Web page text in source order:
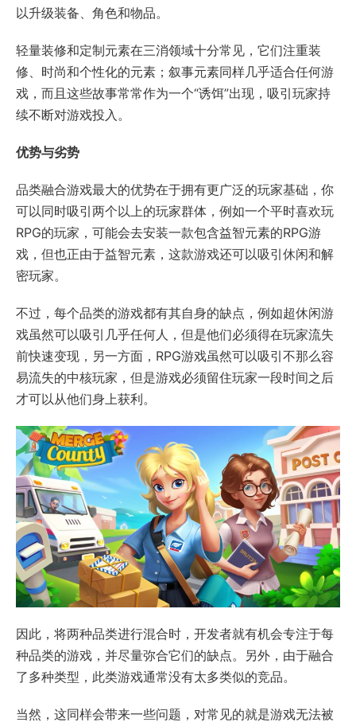
以升级装备、角色和物品。
轻量装修和定制元素在三消领域十分常见，它们注重装
修、时尚和个性化的元素；叙事元素同样几乎适合任何游
戏，而且这些故事常常作为一个“诱饵”出现，吸引玩家持
续不断对游戏投入。
优势与劣势
品类融合游戏最大的优势在于拥有更广泛的玩家基础，你
可以同时吸引两个以上的玩家群体，例如一个平时喜欢玩
RPG的玩家，可能会去安装一款包含益智元素的RPG游
戏，但也正由于益智元素，这款游戏还可以吸引休闲和解
密玩家。
不过，每个品类的游戏都有其自身的缺点，例如超休闲游
戏虽然可以吸引几乎任何人，但是他们必须得在玩家流失
前快速变现，另一方面，RPG游戏虽然可以吸引不那么容
易流失的中核玩家，但是游戏必须留住玩家一段时间之后
才可以从他们身上获利。
因此，将两种品类进行混合时，开发者就有机会专注于每
种品类的游戏，并尽量弥合它们的缺点。另外，由于融合
了多种类型，此类游戏通常没有太多类似的竞品。
当然，这同样会带来一些问题，对常见的就是游戏无法被